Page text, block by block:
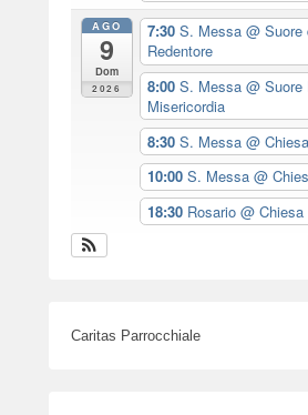
AGO
9
Dom
2026
7:30 S. Messa @ Suore
Redentore
8:00 S. Messa @ Suore
Misericordia
8:30 S. Messa @
10:00 S. Messa @
18:30 Rosario @
Caritas Parrocchiale